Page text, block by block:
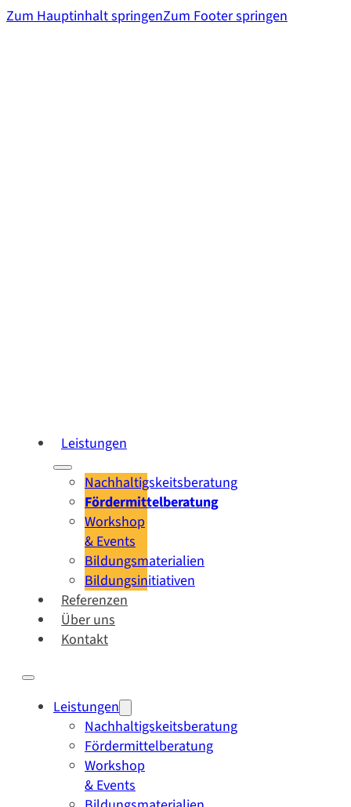
Zum Hauptinhalt springenZum Footer springen
Leistungen
Nachhaltigskeitsberatung
Fördermittelberatung
Workshop
& Events
Bildungsmaterialien
Bildungsinitiativen
Referenzen
Über uns
Kontakt
Leistungen
Nachhaltigskeitsberatung
Fördermittelberatung
Workshop
& Events